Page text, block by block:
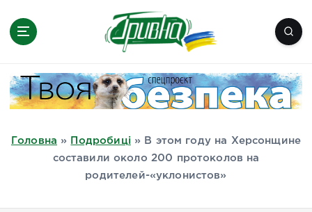
Миколаїв, Одеса, Мелітополь
Головна » Подробиці »
В этом году на Херсонщине
составили около 200 протоколов на
родителей-«уклонистов»